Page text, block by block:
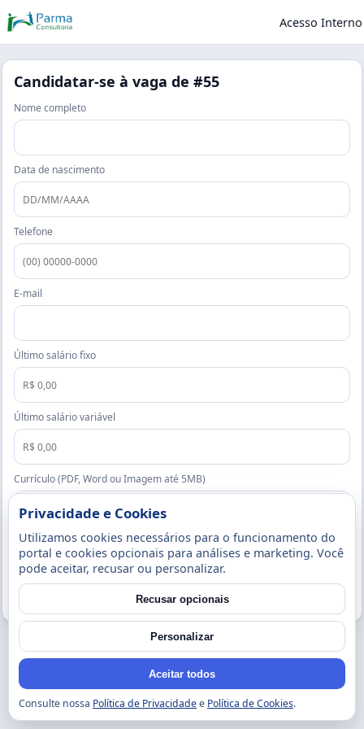
Acesso Interno
Candidatar-se à vaga de#55
Nome completo
Data de nascimento
Telefone
E-mail
Último salário fixo
Último salário variável
Currículo (PDF, Word ou Imagem até 5MB)
Enviar candidatura
Privacidade e Cookies
Utilizamos cookies necessários para o funcionamento do
portal e cookies opcionais para análises e marketing. Você
pode aceitar, recusar ou personalizar.
Recusar opcionais
Personalizar
Aceitar todos
Consulte nossa Política de Privacidadee Política de Cookies.